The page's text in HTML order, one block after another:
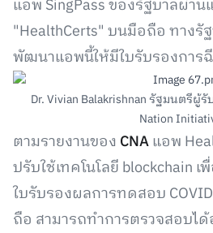
แอพ SingPass ของรัฐบาลผ่า
"HealthCerts" บนมือถือ ทางรั
พัฒนาแอพนี้ให้มีใบรับรองการ
Dr. Vivian Balakrishnan รัฐมนตรีผู้
Nation
ตามรายงานของ CNAแอพ
ปรับใช้เทคโนโลยี blockchain
ใบรับรองผลการทดสอบ
ถือ สามารถทำการตรวจสอบไ